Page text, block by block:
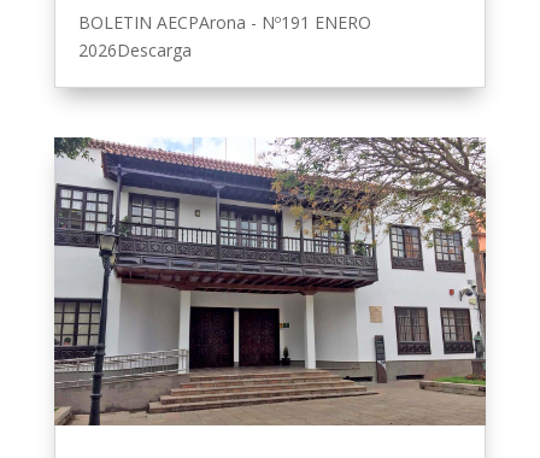
BOLETIN AECPArona - Nº191 ENERO
2026Descarga